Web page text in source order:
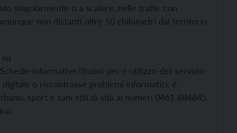
singolarmente o a scalare, nelle tratte con
non distanti oltre 50 chilometri dal territorio
informative/Buoni-per-l-utilizzo-del-servizio-
o riscontrasse problemi informatici, è
sport e sani stili di vita ai numeri 0461 884845